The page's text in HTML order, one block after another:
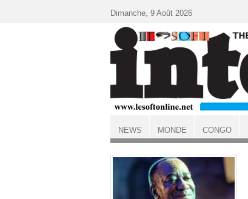
ACCUEIL
Dimanche, 9 Août 2026
NEWS MONDE CONGO